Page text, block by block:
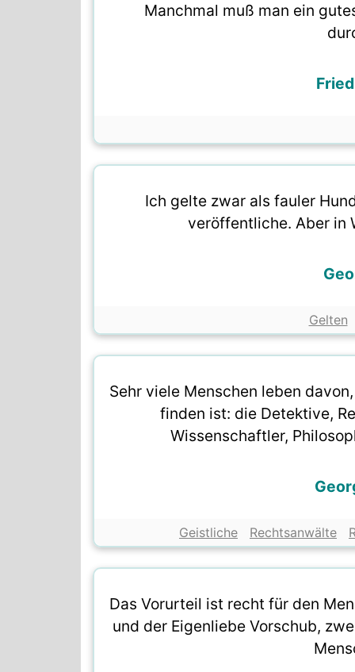
Manchmal muß man ein
Ich gelte zwar als fauler
veröffentliche. Aber in
Gelten
Sehr viele Menschen leben
finden ist: die Detektive,
Wissenschaftler,
Geistliche Rechtsanwälte
Das Vorurteil ist recht für den
und der Eigenliebe Vorschub,